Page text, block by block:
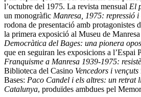
l’octubre del 1975. La revista mensual El
un monogràfic Manresa, 1975: repressió i
rodona de presentació amb protagonistes
la primera exposició al Museu de
Democràtica del Bages: una pionera
que en seguiran les exposicions a l’Espai
Franquisme a Manresa 1939-1975:
Biblioteca del Casino Vencedors i vençuts
Bases: Paco Candel i els altres: un
Catalunya, produïdes ambdues pel